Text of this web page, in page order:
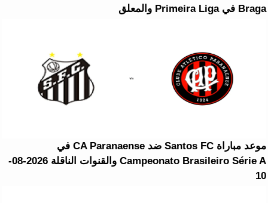
Braga في Primeira Liga والمعلق
موعد مباراة Santos FC ضد CA Paranaense في
Campeonato Brasileiro Série A والقنوات الناقلة 2026-08-
10